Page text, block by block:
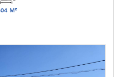
M²